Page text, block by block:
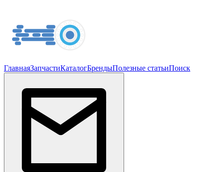
ГлавнаяЗапчастиКаталогБрендыПолезные статьиПоиск